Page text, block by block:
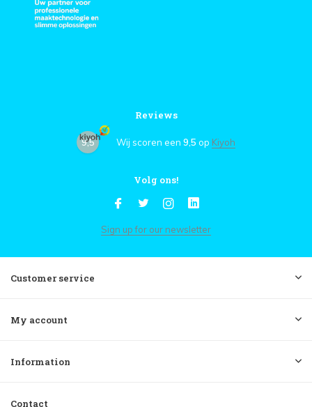
Reviews
9,5 Wij scoren een 9,5 op Kiyoh
Volg ons!
Sign up for our newsletter
Customer service
My account
Information
Contact